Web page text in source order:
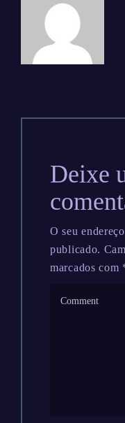
Deixe
O seu
publicado.
marcados com